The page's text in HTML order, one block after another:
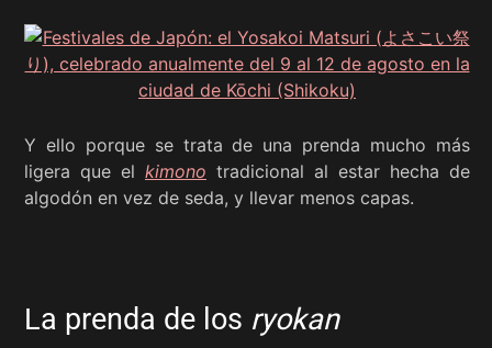
Y ello porque se trata de una prenda mucho más
ligera que el kimono tradicional al estar hecha de
algodón en vez de seda, y llevar menos capas.
La prenda de los ryokan